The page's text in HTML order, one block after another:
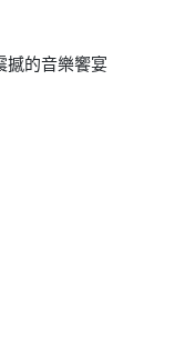
撼的音樂饗宴